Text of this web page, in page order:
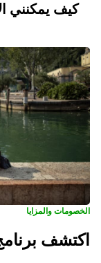
كيف يمكنني
الخصومات والمزايا
اكتشف